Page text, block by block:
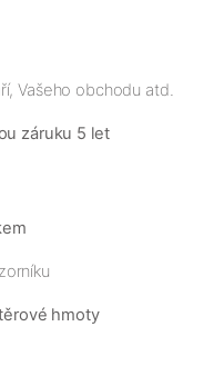
Vašeho obchodu atd.
záruku 5 let
hmoty